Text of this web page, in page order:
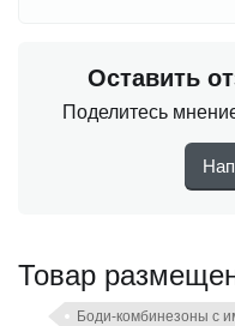
Оставить
Поделитесь
Товар
Боди-комбинезоны с